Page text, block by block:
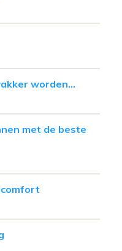
worden...
met de beste